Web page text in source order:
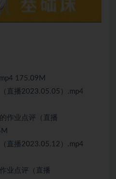
175.09M
直播2023.05.05）.mp4
作业点评（直播
直播2023.05.12）.mp4
业点评（直播